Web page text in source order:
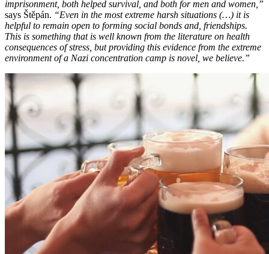
imprisonment, both helped survival, and both for men and women,”
says Štěpán. “Even in the most extreme harsh situations (…) it is
helpful to remain open to forming social bonds and, friendships.
This is something that is well known from the literature on health
consequences of stress, but providing this evidence from the extreme
environment of a Nazi concentration camp is novel, we believe.”